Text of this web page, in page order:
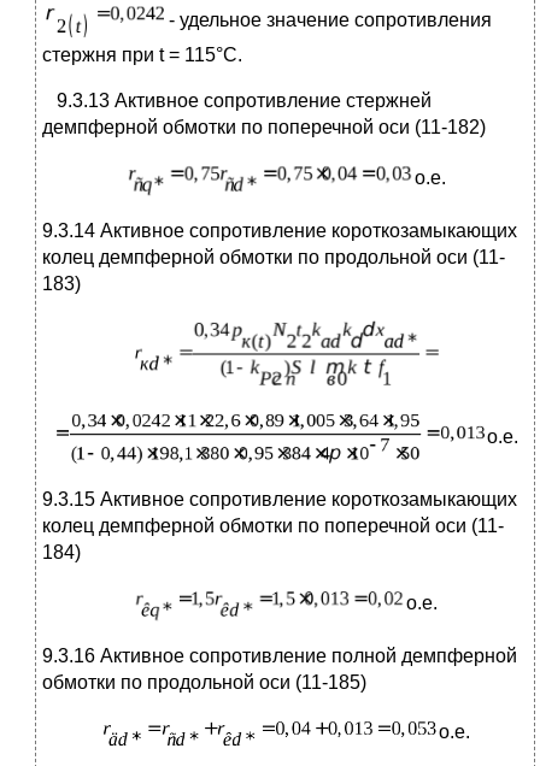
- удельное значение сопротивления
стержня при t = 115°С.
9.3.13 Активное сопротивление стержней
демпферной обмотки по поперечной оси (11-182)
о.е.
9.3.14 Активное сопротивление короткозамыкающих
колец демпферной обмотки по продольной оси (11-
183)
о.е.
9.3.15 Активное сопротивление короткозамыкающих
колец демпферной обмотки по поперечной оси (11-
184)
о.е.
9.3.16 Активное сопротивление полной демпферной
обмотки по продольной оси (11-185)
о.е.